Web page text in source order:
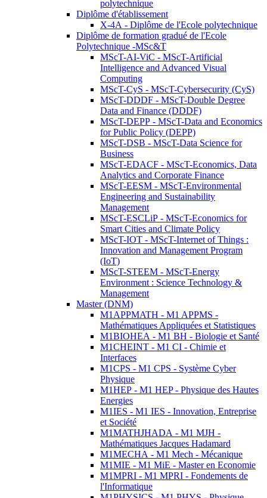
polytechnique
Diplôme d'établissement
X-4A - Diplôme de l'Ecole polytechnique
Diplôme de formation gradué de l'Ecole
Polytechnique -MSc&T
MScT-AI-ViC - MScT-Artificial
Intelligence and Advanced Visual
Computing
MScT-CyS - MScT-Cybersecurity (CyS)
MScT-DDDF - MScT-Double Degree
Data and Finance (DDDF)
MScT-DEPP - MScT-Data and Economics
for Public Policy (DEPP)
MScT-DSB - MScT-Data Science for
Business
MScT-EDACF - MScT-Economics, Data
Analytics and Corporate Finance
MScT-EESM - MScT-Environmental
Engineering and Sustainability
Management
MScT-ESCLiP - MScT-Economics for
Smart Cities and Climate Policy
MScT-IOT - MScT-Internet of Things :
Innovation and Management Program
(IoT)
MScT-STEEM - MScT-Energy
Environment : Science Technology &
Management
Master (DNM)
M1APPMATH - M1 APPMS -
Mathématiques Appliquées et Statistiques
M1BIOHEA - M1 BH - Biologie et Santé
M1CHEINT - M1 CI - Chimie et
Interfaces
M1CPS - M1 CPS - Système Cyber
Physique
M1HEP - M1 HEP - Physique des Hautes
Energies
M1IES - M1 IES - Innovation, Entreprise
et Société
M1MATHJHADA - M1 MJH -
Mathématiques Jacques Hadamard
M1MECHA - M1 Mech - Mécanique
M1MIE - M1 MiE - Master en Economie
M1MPRI - M1 MPRI - Fondements de
l'Informatique